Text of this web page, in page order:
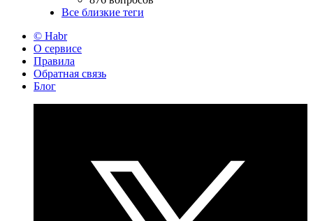
Все близкие теги
© Habr
О сервисе
Правила
Обратная связь
Блог